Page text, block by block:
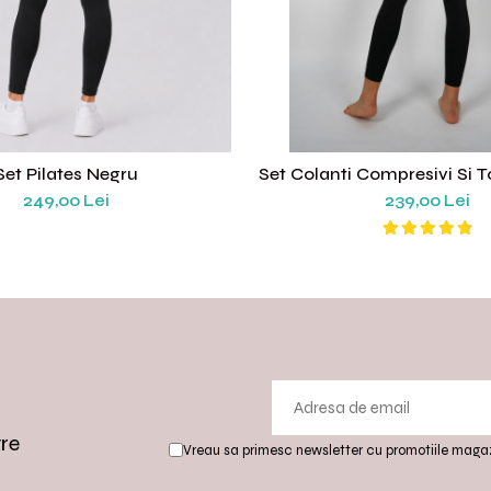
Pilates Negru
249,00 Lei
Set Colanti Compresivi Si
Talie Inalta, Suport
Antrenamente
Material Respirabil,
239,00 Lei
Vreau sa primesc newsletter cu promotiile